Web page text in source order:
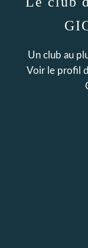
Un club au
Voir le profil